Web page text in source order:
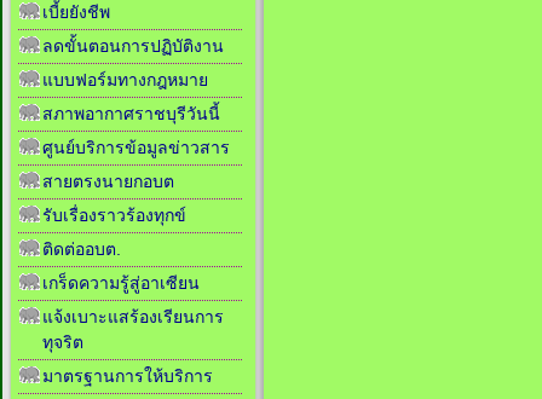
เบี้ยยังชีพ
ลดขั้นตอนการปฏิบัติงาน
แบบฟอร์มทางกฎหมาย
สภาพอากาศราชบุรีวันนี้
ศูนย์บริการข้อมูลข่าวสาร
สายตรงนายกอบต
รับเรื่องราวร้องทุกข์
ติดต่ออบต.
เกร็ดความรู้สู่อาเซียน
แจ้งเบาะแสร้องเรียนการ
ทุจริต
มาตรฐานการให้บริการ